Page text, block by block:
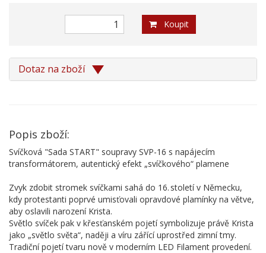
Koupit
Dotaz na zboží
Popis zboží:
Svíčková "Sada START" soupravy SVP-16 s napájecím
transformátorem, autentický efekt „svíčkového“ plamene
Zvyk zdobit stromek svíčkami sahá do 16. století v Německu,
kdy protestanti poprvé umisťovali opravdové plamínky na větve,
aby oslavili narození Krista.
Světlo svíček pak v křesťanském pojetí symbolizuje právě Krista
jako „světlo světa“, naději a víru zářící uprostřed zimní tmy.
Tradiční pojetí tvaru nově v moderním LED Filament provedení.